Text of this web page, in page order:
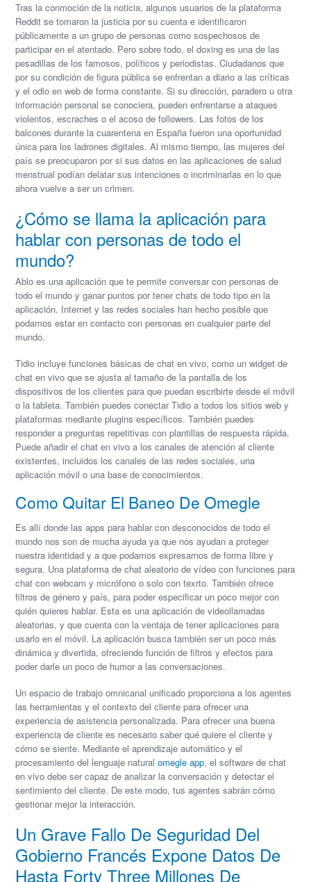
Tras la conmoción de la noticia, algunos usuarios de la plataforma
Reddit se tomaron la justicia por su cuenta e identificaron
públicamente a un grupo de personas como sospechosos de
participar en el atentado. Pero sobre todo, el doxing es una de las
pesadillas de los famosos, políticos y periodistas. Ciudadanos que
por su condición de figura pública se enfrentan a diario a las críticas
y el odio en web de forma constante. Si su dirección, paradero u otra
información personal se conociera, pueden enfrentarse a ataques
violentos, escraches o el acoso de followers. Las fotos de los
balcones durante la cuarentena en España fueron una oportunidad
única para los ladrones digitales. Al mismo tiempo, las mujeres del
país se preocuparon por si sus datos en las aplicaciones de salud
menstrual podían delatar sus intenciones o incriminarlas en lo que
ahora vuelve a ser un crimen.
¿Cómo se llama la aplicación para
hablar con personas de todo el
mundo?
Ablo es una aplicación que te permite conversar con personas de
todo el mundo y ganar puntos por tener chats de todo tipo en la
aplicación. Internet y las redes sociales han hecho posible que
podamos estar en contacto con personas en cualquier parte del
mundo.
Tidio incluye funciones básicas de chat en vivo, como un widget de
chat en vivo que se ajusta al tamaño de la pantalla de los
dispositivos de los clientes para que puedan escribirte desde el móvil
o la tableta. También puedes conectar Tidio a todos los sitios web y
plataformas mediante plugins específicos. También puedes
responder a preguntas repetitivas con plantillas de respuesta rápida.
Puede añadir el chat en vivo a los canales de atención al cliente
existentes, incluidos los canales de las redes sociales, una
aplicación móvil o una base de conocimientos.
Como Quitar El Baneo De Omegle
Es allí donde las apps para hablar con desconocidos de todo el
mundo nos son de mucha ayuda ya que nos ayudan a proteger
nuestra identidad y a que podamos expresarnos de forma libre y
segura. Una plataforma de chat aleatorio de vídeo con funciones para
chat con webcam y micrófono o solo con texrto. También ofrece
filtros de género y país, para poder especificar un poco mejor con
quién quieres hablar. Esta es una aplicación de videollamadas
aleatorias, y que cuenta con la ventaja de tener aplicaciones para
usarlo en el móvil. La aplicación busca también ser un poco más
dinámica y divertida, ofreciendo función de filtros y efectos para
poder darle un poco de humor a las conversaciones.
Un espacio de trabajo omnicanal unificado proporciona a los agentes
las herramientas y el contexto del cliente para ofrecer una
experiencia de asistencia personalizada. Para ofrecer una buena
experiencia de cliente es necesario saber qué quiere el cliente y
cómo se siente. Mediante el aprendizaje automático y el
procesamiento del lenguaje naturalomegle app, el software de chat
en vivo debe ser capaz de analizar la conversación y detectar el
sentimiento del cliente. De este modo, tus agentes sabrán cómo
gestionar mejor la interacción.
Un Grave Fallo De Seguridad Del
Gobierno Francés Expone Datos De
Hasta Forty Three Millones De